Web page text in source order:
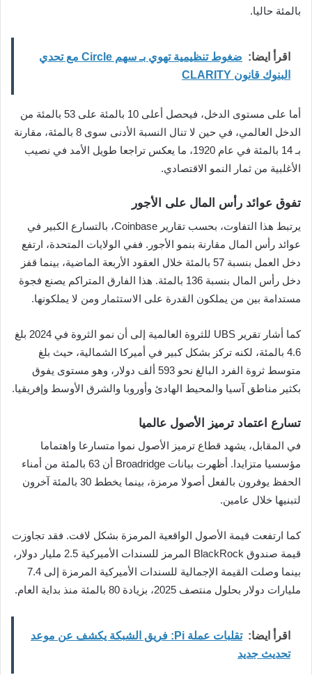
بالمئة حاليا.
اقرأ ايضا:
ضغوط تنظيمية تهوي بـ سهم Circle مع تحدي
البنوك قانون CLARITY
أما على مستوى الدخل، فيحصل أعلى 10 بالمئة على 53 بالمئة من
الدخل العالمي، في حين لا تنال النسبة الأدنى سوى 8 بالمئة، مقارنة
بـ 14 بالمئة في عام 1920، ما يعكس تراجعا طويل الأمد في نصيب
الأغلبية من ثمار النمو الاقتصادي.
تفوق عوائد رأس المال على الأجور
يرتبط هذا التفاوت، بحسب تقارير Coinbase، بالتسارع الكبير في
عوائد رأس المال مقارنة بنمو الأجور. ففي الولايات المتحدة، ارتفع
دخل العمل بنسبة 57 بالمئة خلال العقود الأربعة الماضية، بينما قفز
دخل رأس المال بنسبة 136 بالمئة. هذا الفارق المتراكم يصنع فجوة
مستدامة بين من يملكون القدرة على الاستثمار ومن لا يملكونها.
كما أشار تقرير UBS للثروة العالمية إلى أن نمو الثروة في 2024 بلغ
4.6 بالمئة، لكنه تركز بشكل كبير في أميركا الشمالية، حيث بلغ
متوسط ثروة الفرد البالغ نحو 593 ألف دولار، وهو مستوى يفوق
بكثير مناطق آسيا والمحيط الهادئ وأوروبا والشرق الأوسط وإفريقيا.
تسارع اعتماد ترميز الأصول عالميا
في المقابل، يشهد قطاع ترميز الأصول نموا متسارعا واهتماما
مؤسسيا متزايدا. أظهرت بيانات Broadridge أن 63 بالمئة من أمناء
الحفظ يوفرون بالفعل أصولا مرمزة، بينما يخطط 30 بالمئة آخرون
لتبنيها خلال عامين.
كما ارتفعت قيمة الأصول الواقعية المرمزة بشكل لافت. فقد تجاوزت
قيمة صندوق BlackRock المرمز للسندات الأميركية 2.5 مليار دولار،
بينما وصلت القيمة الإجمالية للسندات الأميركية المرمزة إلى 7.4
مليارات دولار بحلول منتصف 2025، بزيادة 80 بالمئة منذ بداية العام.
اقرأ ايضا:
تقلبات عملة Pi: فريق الشبكة يكشف عن موعد
تحديث جديد